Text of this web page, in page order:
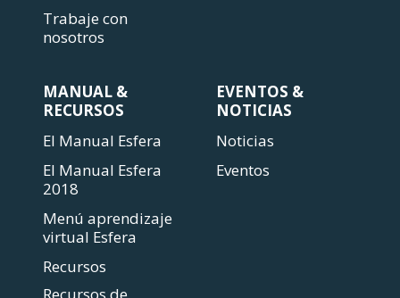
Trabaje con
nosotros
MANUAL &
RECURSOS
El Manual Esfera
El Manual Esfera
2018
Menú aprendizaje
virtual Esfera
Recursos
EVENTOS &
NOTICIAS
Noticias
Eventos